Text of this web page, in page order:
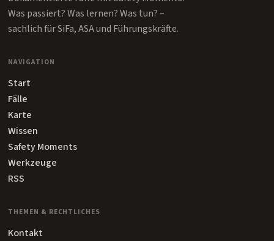
Was passiert? Was lernen? Was tun? –
sachlich für SiFa, ASA und Führungskräfte.
NAVIGATION
Start
Fälle
Karte
Wissen
Safety Moments
Werkzeuge
RSS
THEMEN & RECHTLICHES
Kontakt